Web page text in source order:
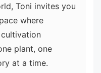
Toni invites you
where
plant, one
at a time.